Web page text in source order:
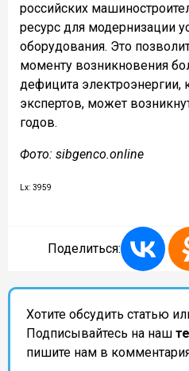
российских
ресурс для модернизации
оборудования. Это
моменту возникновения
дефицита электроэнергии,
экспертов, может
годов.
Фото: sibgenco.online
Lx: 3959
Поделиться:
Хотите обсудить статью
Подписывайтесь на наш
пишите нам в